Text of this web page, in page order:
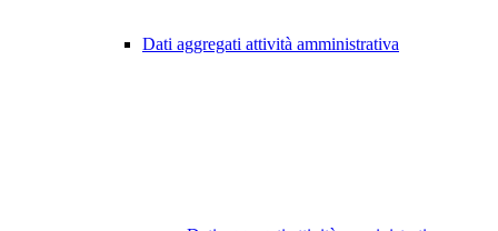
Dati aggregati attività amministrativa